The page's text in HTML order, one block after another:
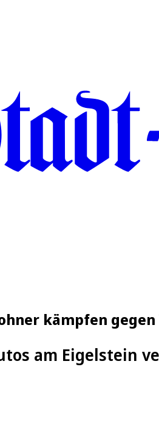
kämpfen gegen
am Eigelstein